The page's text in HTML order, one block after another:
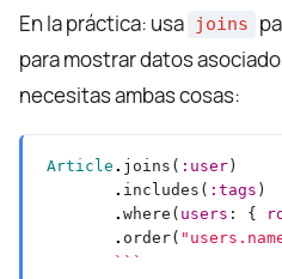
En la práctica: usa joins
para mostrar datos
necesitas ambas cosas:
Article . joins( :user
. includes( :tags
. where( users : {
. order(